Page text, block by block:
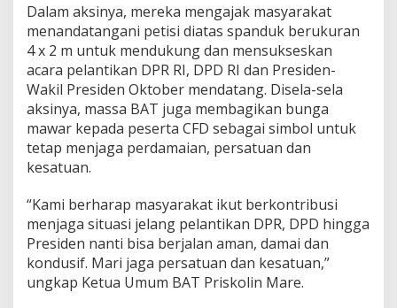
g
a
K
o
n
d
u
s
i
a
s
d
n
S
Dalam aksinya, mereka mengajak masyarakat
menandatangani petisi diatas spanduk berukuran
4 x 2 m untuk mendukung dan mensukseskan
acara pelantikan DPR RI, DPD RI dan Presiden-
Wakil Presiden Oktober mendatang. Disela-sela
aksinya, massa BAT juga membagikan bunga
mawar kepada peserta CFD sebagai simbol untuk
tetap menjaga perdamaian, persatuan dan
kesatuan.
“Kami berharap masyarakat ikut berkontribusi
menjaga situasi jelang pelantikan DPR, DPD hingga
Presiden nanti bisa berjalan aman, damai dan
kondusif. Mari jaga persatuan dan kesatuan,”
ungkap Ketua Umum BAT Priskolin Mare.